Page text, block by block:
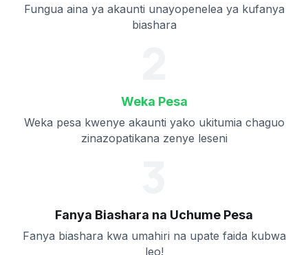
Fungua aina ya akaunti unayopenelea ya kufanya
biashara
Weka Pesa
Weka pesa kwenye akaunti yako ukitumia chaguo
zinazopatikana zenye leseni
Fanya Biashara na Uchume Pesa
Fanya biashara kwa umahiri na upate faida kubwa
leo!